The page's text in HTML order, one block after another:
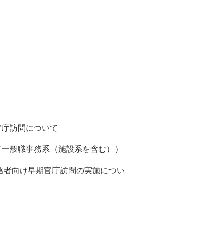
訪問について
般職事務系（施設系を含む））
向け早期官庁訪問の実施につい